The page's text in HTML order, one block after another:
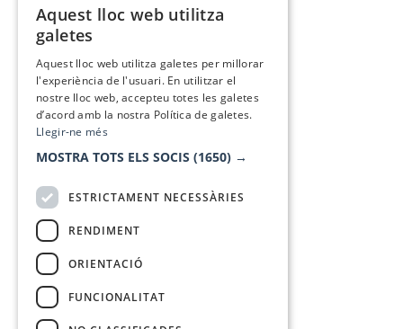
Aquest lloc web utilitza
galetes
Aquest lloc web utilitza galetes per millorar
l'experiència de l'usuari. En utilitzar el
nostre lloc web, accepteu totes les galetes
d’acord amb la nostra Política de galetes.
Llegir-ne més
MOSTRA TOTS ELS SOCIS (1650) →
ESTRICTAMENT NECESSÀRIES
RENDIMENT
ORIENTACIÓ
FUNCIONALITAT